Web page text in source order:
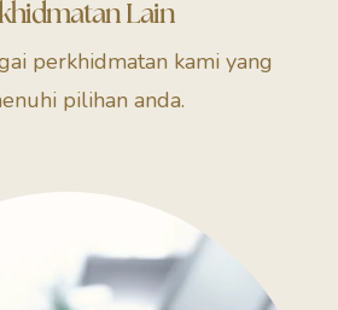
Lain
perkhidmatan kami yang
pilihan anda.